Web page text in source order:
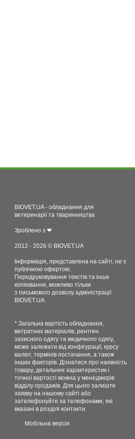
BIOVET.UA - обладнання для
ветеринарії та тваринництва
Зроблено з ❤
2012 - 2026 © BIOVET.UA
Інформація, представлена на сайті, не є
публічною офертою.
Передруковування текстів та інше
копіювання, можливо тільки
з письмового дозволу адміністрації
BIOVET.UA.
* Загальна вартість обладнання,
витратних матеріалів, рентген
захисного одягу та медичного одягу,
може залежати від конфігурації, курсу
валют, термінів постачання, а також
інших факторів. Дізнатися про наявність
товару, детальних характеристик і
точної вартості можна у менеджерів
відділу продажів. Для цього залиште
заявку на нашому сайті або
зателефонуйте за телефонами, які
вказані в розділі контакти.
Мобільна версія